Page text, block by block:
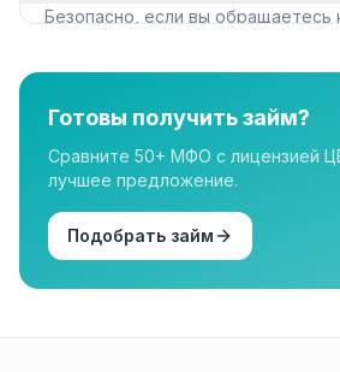
Безопасно, если вы обращаетесь
организации в нашем каталоге
Готовы получить займ?
Сравните 50+ МФО с лицензией
лучшее предложение.
Подобрать займ